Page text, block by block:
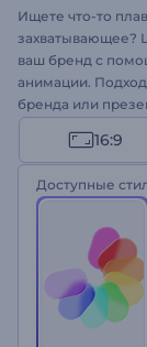
Ищете что-то
захватывающее?
ваш бренд с
анимации.
бренда или
стиль
загрузите
музыку.
16:9
Доступные